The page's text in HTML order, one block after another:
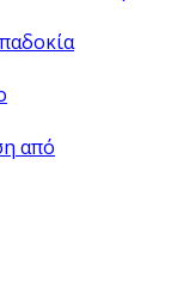
από